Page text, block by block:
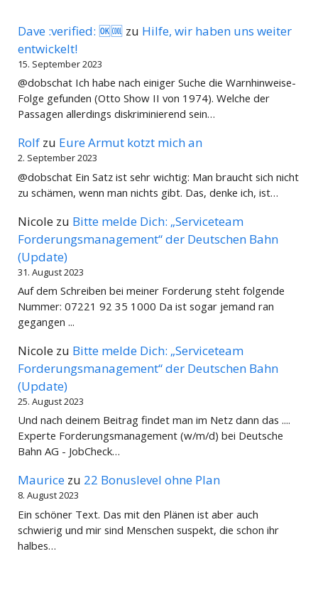
Dave :verified: 🆗🆒 zu Hilfe, wir haben uns weiter
entwickelt!
15. September 2023
@dobschat Ich habe nach einiger Suche die Warnhinweise-
Folge gefunden (Otto Show II von 1974). Welche der
Passagen allerdings diskriminierend sein…
Rolf zu Eure Armut kotzt mich an
2. September 2023
@dobschat Ein Satz ist sehr wichtig: Man braucht sich nicht
zu schämen, wenn man nichts gibt. Das, denke ich, ist…
Nicole zu Bitte melde Dich: „Serviceteam
Forderungsmanagement“ der Deutschen Bahn
(Update)
31. August 2023
Auf dem Schreiben bei meiner Forderung steht folgende
Nummer: 07221 92 35 1000 Da ist sogar jemand ran
gegangen ...
Nicole zu Bitte melde Dich: „Serviceteam
Forderungsmanagement“ der Deutschen Bahn
(Update)
25. August 2023
Und nach deinem Beitrag findet man im Netz dann das ....
Experte Forderungsmanagement (w/m/d) bei Deutsche
Bahn AG - JobCheck…
Maurice zu 22 Bonuslevel ohne Plan
8. August 2023
Ein schöner Text. Das mit den Plänen ist aber auch
schwierig und mir sind Menschen suspekt, die schon ihr
halbes…